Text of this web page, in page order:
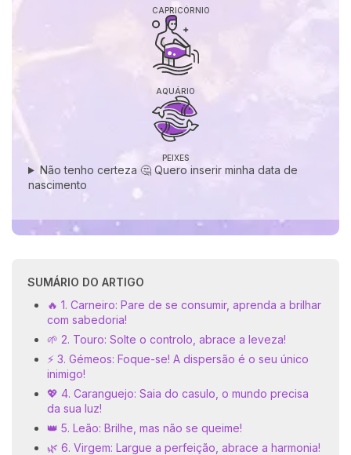
CAPRICÓRNIO
AQUÁRIO
PEIXES
Não tenho certeza 🤔 Quero inserir minha data de
nascimento
SUMÁRIO DO ARTIGO
🔥 1. Carneiro: Pare de se consumir, aprenda a brilhar
com sabedoria!
🌱 2. Touro: Solte o controlo, abrace a leveza!
⚡ 3. Gémeos: Foque-se! A dispersão é o seu único
inimigo!
💖 4. Caranguejo: Saia do casulo, o mundo precisa
da sua luz!
👑 5. Leão: Brilhe, mas não se queime!
🌿 6. Virgem: Largue a perfeição, abrace a harmonia!